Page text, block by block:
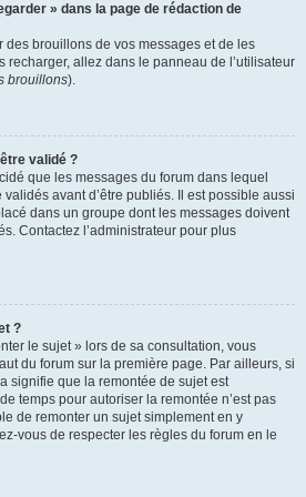
» dans la page de rédaction de
des brouillons de vos messages et de les
recharger, allez dans le panneau de l’utilisateur
brouillons).
validé ?
que les messages du forum dans lequel
validés avant d’être publiés. Il est possible aussi
dans un groupe dont les messages doivent
Contactez l’administrateur pour plus
?
le sujet » lors de sa consultation, vous
du forum sur la première page. Par ailleurs, si
signifie que la remontée de sujet est
temps pour autoriser la remontée n’est pas
de remonter un sujet simplement en y
vous de respecter les règles du forum en le